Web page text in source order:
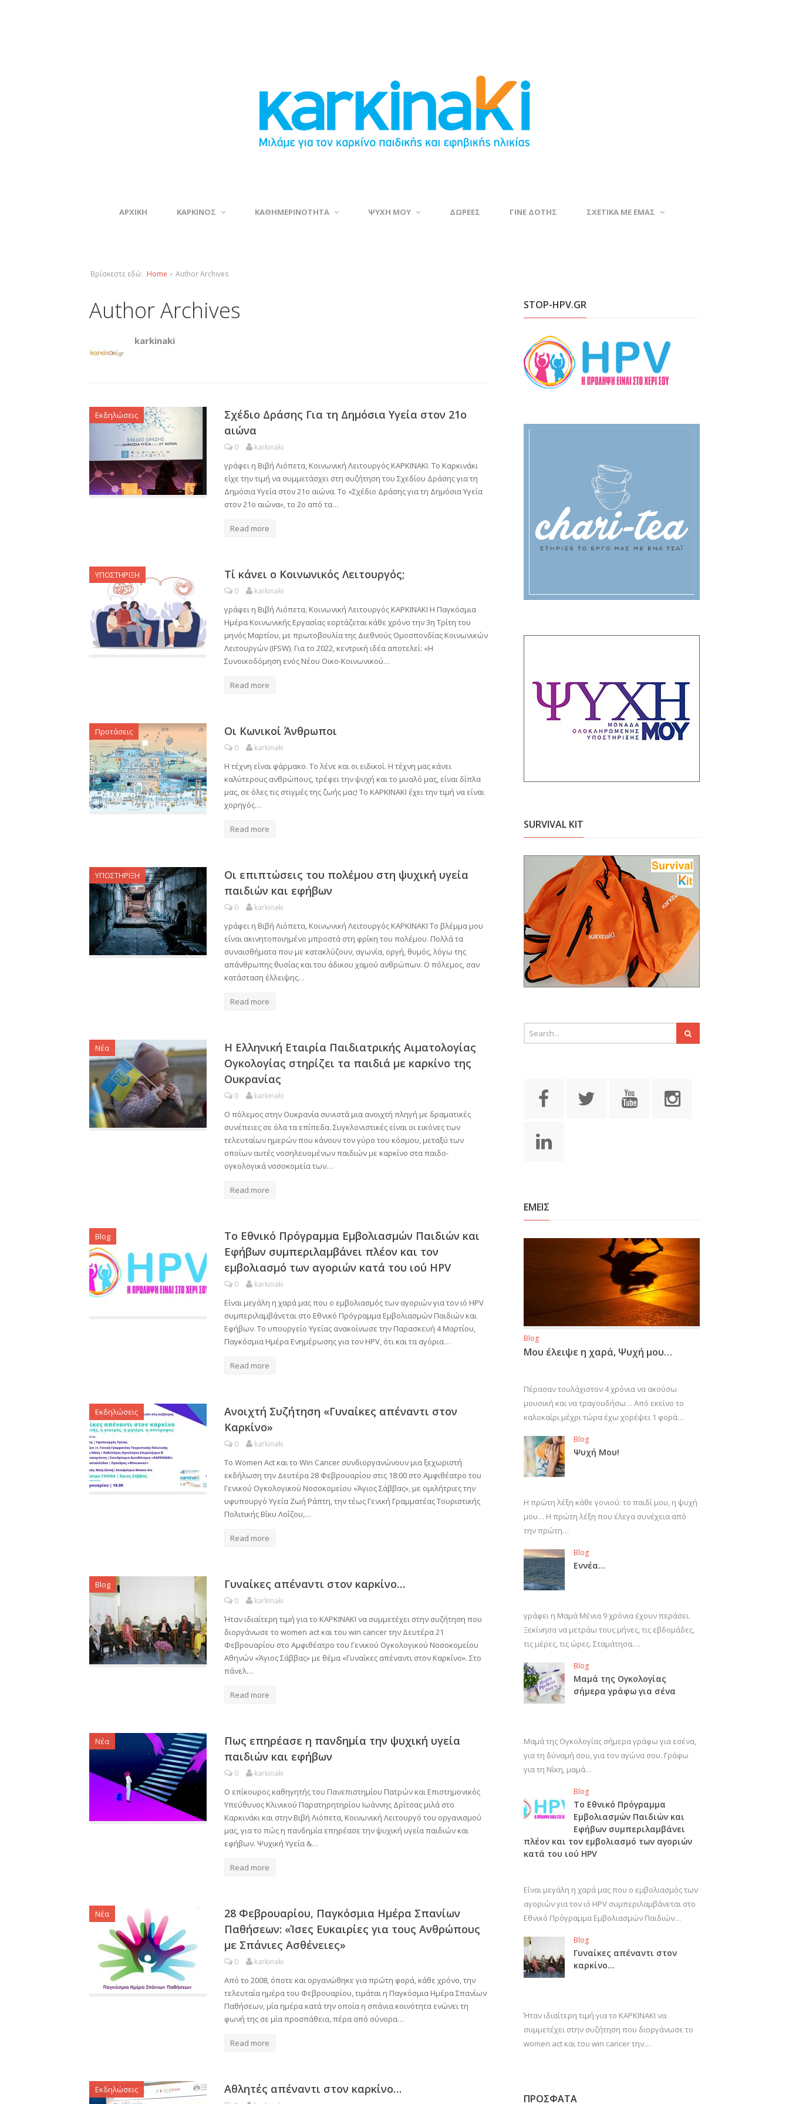
ΑΡΧΙΚΗ ΚΑΡΚΙΝΟΣ ΚΑΘΗΜΕΡΙΝΟΤΗΤΑ ΨΥΧΗ ΜΟΥ ΔΩΡΕΕΣ ΓΙΝΕ ΔΟΤΗΣ ΣΧΕΤΙΚΑ ΜΕ ΕΜΑΣ
Βρίσκεστε εδώ: Home › Author Archives
Author Archives
karkinaki
Εκδηλώσεις
Σχέδιο Δράσης Για τη Δημόσια Υγεία στον 21ο
αιώνα
0 karkinaki
γράφει η Βιβή Λιόπετα, Κοινωνική Λειτουργός ΚΑΡΚΙΝΑΚΙ. Το Καρκινάκι
είχε την τιμή να συμμετάσχει στη συζήτηση του Σχεδίου Δράσης για τη
Δημόσια Υγεία στον 21ο αιώνα. Το «Σχέδιο Δράσης για τη Δημόσια Υγεία
στον 21ο αιώνα», το 2ο από τα…
Read more
ΥΠΟΣΤΗΡΙΞΗ Τί κάνει ο Κοινωνικός Λειτουργός;
0 karkinaki
γράφει η Βιβή Λιόπετα, Κοινωνική Λειτουργός ΚΑΡΚΙΝΑΚΙ Η Παγκόσμια
Ημέρα Κοινωνικής Εργασίας εορτάζεται κάθε χρόνο την 3η Τρίτη του
μηνός Μαρτίου, με πρωτοβουλία της Διεθνούς Ομοσπονδίας Κοινωνικών
Λειτουργών (IFSW). Για το 2022, κεντρική ιδέα αποτελεί: «Η
Συνοικοδόμηση ενός Νέου Οικο-Κοινωνικού…
Read more
Προτάσεις Oι Κωνικοί Άνθρωποι
0 karkinaki
Η τέχνη είναι φάρμακο. Το λένε και οι ειδικοί. Η τέχνη μας κάνει
καλύτερους ανθρώπους, τρέφει την ψυχή και το μυαλό μας, είναι δίπλα
μας, σε όλες τις στιγμές της ζωής μας! Το ΚΑΡΚΙΝΑΚΙ έχει την τιμή να είναι
χορηγός…
Read more
ΥΠΟΣΤΗΡΙΞΗ
Οι επιπτώσεις του πολέμου στη ψυχική υγεία
παιδιών και εφήβων
0 karkinaki
γράφει η Βιβή Λιόπετα, Κοινωνική Λειτουργός ΚΑΡΚΙΝΑΚΙ Το βλέμμα μου
είναι ακινητοποιημένο μπροστά στη φρίκη του πολέμου. Πολλά τα
συναισθήματα που με κατακλύζουν, αγωνία, οργή, θυμός, λόγω της
απάνθρωπης θυσίας και του άδικου χαμού ανθρώπων. Ο πόλεμος, σαν
κατάσταση έλλειψης…
Read more
Νέα
Η Ελληνική Εταιρία Παιδιατρικής Αιματολογίας
Ογκολογίας στηρίζει τα παιδιά με καρκίνο της
Ουκρανίας
0 karkinaki
Ο πόλεμος στην Ουκρανία συνιστά μια ανοιχτή πληγή με δραματικές
συνέπειες σε όλα τα επίπεδα. Συγκλονιστικές είναι οι εικόνες των
τελευταίων ημερών που κάνουν τον γύρο του κόσμου, μεταξύ των
οποίων αυτές νοσηλευομένων παιδιών με καρκίνο στα παιδο-
ογκολογικά νοσοκομεία των…
Read more
Blog
Το Εθνικό Πρόγραμμα Εμβολιασμών Παιδιών και
Εφήβων συμπεριλαμβάνει πλέον και τον
εμβολιασμό των αγοριών κατά του ιού HPV
0 karkinaki
Είναι μεγάλη η χαρά μας που ο εμβολιασμός των αγοριών για τον ιό HPV
συμπεριλαμβάνεται στο Εθνικό Πρόγραμμα Εμβολιασμών Παιδιών και
Εφήβων. Το υπουργείο Υγείας ανακοίνωσε την Παρασκευή 4 Μαρτίου,
Παγκόσμια Ημέρα Ενημέρωσης για τον HPV, ότι και τα αγόρια…
Read more
Εκδηλώσεις
Ανοιχτή Συζήτηση «Γυναίκες απέναντι στον
Καρκίνο»
0 karkinaki
To Women Act και το Win Cancer συνδιοργανώνουν μια ξεχωριστή
εκδήλωση την Δευτέρα 28 Φεβρουαρίου στις 18:00 στο Αμφιθέατρο του
Γενικού Ογκολογικού Νοσοκομείου «Άγιος Σάββας», με ομιλήτριες την
υφυπουργό Υγεία Ζωή Ράπτη, την τέως Γενική Γραμματέας Τουριστικής
Πολιτικής Βίκυ Λοΐζου,…
Read more
Blog Γυναίκες απέναντι στον καρκίνο…
0 karkinaki
Ήταν ιδιαίτερη τιμή για το ΚΑΡΚΙΝΑΚΙ να συμμετέχει στην συζήτηση που
διοργάνωσε το women act και του win cancer την Δευτέρα 21
Φεβρουαρίου στο Αμφιθέατρο του Γενικού Ογκολογικού Νοσοκομείου
Αθηνών «Άγιος Σάββας» με θέμα «Γυναίκες απέναντι στον Καρκίνο». Στο
πάνελ…
Read more
Νέα
Πως επηρέασε η πανδημία την ψυχική υγεία
παιδιών και εφήβων
0 karkinaki
Ο επίκουρος καθηγητής του Πανεπιστημίου Πατρών και Επιστημονικός
Υπεύθυνος Κλινικού Παρατηρητηρίου Ιωάννης Δρίτσας μιλά στο
Καρκινάκι και στην Βιβή Λιόπετα, Κοινωνική Λειτουργό του οργανισμού
μας, για το πώς η πανδημία επηρέασε την ψυχική υγεία παιδιών και
εφήβων. Ψυχική Υγεία &…
Read more
Νέα
28 Φεβρουαρίου, Παγκόσμια Ημέρα Σπανίων
Παθήσεων: «Ίσες Ευκαιρίες για τους Ανθρώπους
με Σπάνιες Ασθένειες»
0 karkinaki
Από το 2008, όποτε και οργανώθηκε για πρώτη φορά, κάθε χρόνο, την
τελευταία ημέρα του Φεβρουαρίου, τιμάται η Παγκόσμια Ημέρα Σπανίων
Παθήσεων, μία ημέρα κατά την οποία η σπάνια κοινότητα ενώνει τη
φωνή της σε μία προσπάθεια, πέρα από σύνορα…
Read more
Εκδηλώσεις Αθλητές απέναντι στον καρκίνο…
STOP-HPV.GR
SURVIVAL KIT
ΕΜΕΙΣ
Blog
Μου έλειψε η χαρά, Ψυχή μου…
Πέρασαν τουλάχιστον 4 χρόνια να ακούσω
μουσική και να τραγουδήσω… Από εκείνο το
καλοκαίρι μέχρι τώρα έχω χορέψει 1 φορά…
Blog
Ψυχή Μου!
Η πρώτη λέξη κάθε γονιού: το παιδί μου, η ψυχή
μου… Η πρώτη λέξη που έλεγα συνέχεια από
την πρώτη…
Blog
Εννέα…
γράφει η Μαμά Μένια 9 χρόνια έχουν περάσει.
Ξεκίνησα να μετράω τους μήνες, τις εβδομάδες,
τις μέρες, τις ώρες. Σταμάτησα.…
Blog
Μαμά της Ογκολογίας
σήμερα γράφω για σένα
Μαμά της Ογκολογίας σήμερα γράφω για εσένα,
για τη δύναμή σου, για τον αγώνα σου. Γράφω
για τη Νίκη, μαμά…
Blog
Το Εθνικό Πρόγραμμα
Εμβολιασμών Παιδιών και
Εφήβων συμπεριλαμβάνει
πλέον και τον εμβολιασμό των αγοριών
κατά του ιού HPV
Είναι μεγάλη η χαρά μας που ο εμβολιασμός των
αγοριών για τον ιό HPV συμπεριλαμβάνεται στο
Εθνικό Πρόγραμμα Εμβολιασμών Παιδιών…
Blog
Γυναίκες απέναντι στον
καρκίνο…
Ήταν ιδιαίτερη τιμή για το ΚΑΡΚΙΝΑΚΙ να
συμμετέχει στην συζήτηση που διοργάνωσε το
women act και του win cancer την…
ΠΡΟΣΦΑΤΑ